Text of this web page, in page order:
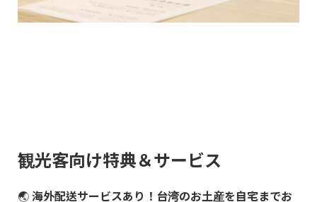
観光客向け特典＆サービス
🌏海外配送サービスあり！台湾のお土産を自宅までお